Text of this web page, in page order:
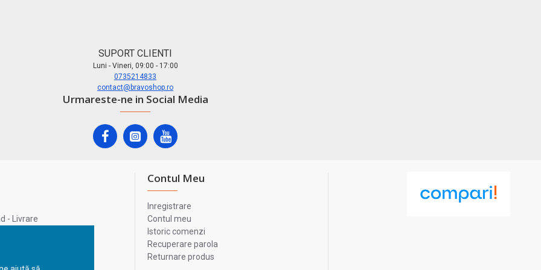
SUPORT CLIENTI
Luni - Vineri, 09:00 - 17:00
0735214833
contact@bravoshop.ro
Urmareste-ne in Social Media
- Livrare
Contul Meu
Inregistrare
Contul meu
Istoric comenzi
Recuperare parola
Returnare produs